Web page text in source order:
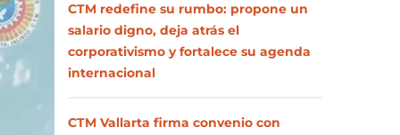
CTM redefine su rumbo: propone un
salario digno, deja atrás el
corporativismo y fortalece su agenda
internacional
CTM Vallarta firma convenio con